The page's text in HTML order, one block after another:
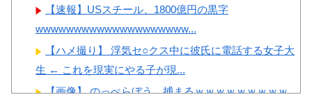
Powered by livedoor 相互RSS
Powered by livedoor 相互RSS
【速報】USスチール、1800億円の黒字
wwwwwwwwwwwwwwwwwwww...
【ハメ撮り】 浮気セ○クス中に彼氏に電話する女子大
生 ← これを現実にやる子が現...
【画像】 のっぺらぼう、捕まるｗｗｗｗｗｗｗｗｗ